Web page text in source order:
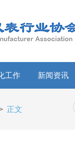
工作 新闻资讯
正文